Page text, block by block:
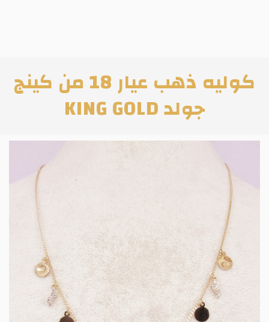
كوليه ذهب عيار 18 من كينج
جولد KING GOLD